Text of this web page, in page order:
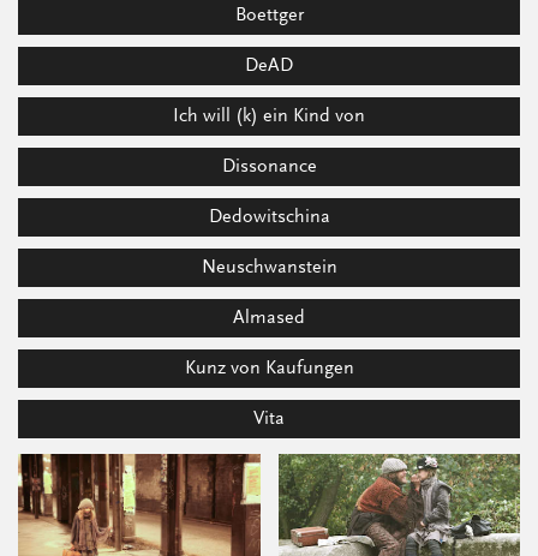
Boettger
DeAD
Ich will (k) ein Kind von
Dissonance
Dedowitschina
Neuschwanstein
Almased
Kunz von Kaufungen
Vita